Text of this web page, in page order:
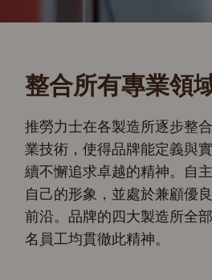
整合所有專業領
推勞力士在各製造所逐步整
業技術，使得品牌能定義與
續不懈追求卓越的精神。自
自己的形象，並處於兼顧優
前沿。品牌的四大製造所全
名員工均貫徹此精神。